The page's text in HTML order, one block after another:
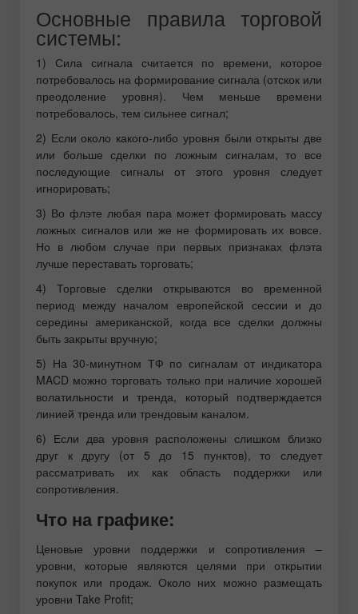
Основные правила торговой
системы:
1) Сила сигнала считается по времени, которое
потребовалось на формирование сигнала (отскок или
преодоление уровня). Чем меньше времени
потребовалось, тем сильнее сигнал;
2) Если около какого-либо уровня были открыты две
или больше сделки по ложным сигналам, то все
последующие сигналы от этого уровня следует
игнорировать;
3) Во флэте любая пара может формировать массу
ложных сигналов или же не формировать их вовсе.
Но в любом случае при первых признаках флэта
лучше переставать торговать;
4) Торговые сделки открываются во временной
период между началом европейской сессии и до
середины американской, когда все сделки должны
быть закрыты вручную;
5) На 30-минутном ТФ по сигналам от индикатора
MACD можно торговать только при наличие хорошей
волатильности и тренда, который подтверждается
линией тренда или трендовым каналом.
6) Если два уровня расположены слишком близко
друг к другу (от 5 до 15 пунктов), то следует
рассматривать их как область поддержки или
сопротивления.
Что на графике:
Ценовые уровни поддержки и сопротивления –
уровни, которые являются целями при открытии
покупок или продаж. Около них можно размещать
уровни Take Profit;